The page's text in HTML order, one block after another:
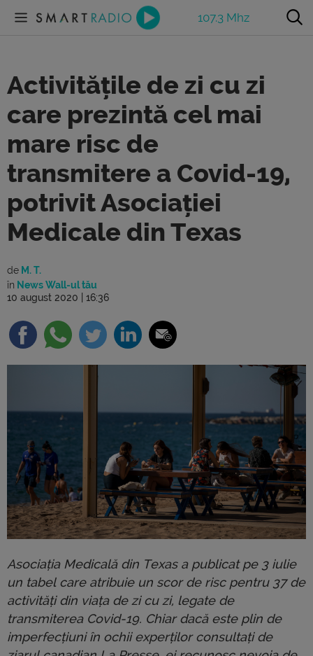
107.3 Mhz
Activitățile de zi cu zi
care prezintă cel mai
mare risc de
transmitere a Covid-19,
potrivit Asociației
Medicale din Texas
de M. T.
în News Wall-ul tău
10 august 2020 | 16:36
Asociația Medicală din Texas a publicat pe 3 iulie
un tabel care atribuie un scor de risc pentru 37 de
activități din viața de zi cu zi, legate de
transmiterea Covid-19. Chiar dacă este plin de
imperfecțiuni în ochii experților consultați de